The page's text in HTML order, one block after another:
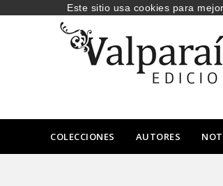
COLECCIONES AUTORES
Este sitio usa cookies para